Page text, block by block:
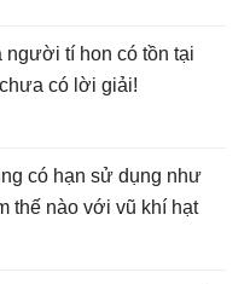
tí hon có tồn tại
có lời giải!
có hạn sử dụng như
thế nào với vũ khí hạt